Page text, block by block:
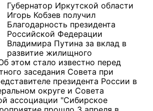
Губернатор Иркутской области
Игорь Кобзев получил
Благодарность президента
Российской Федерации
Владимира Путина за вклад в
развитие жилищного
этом стало известно перед
заседания Совета при
президента России в
округе и Совета
ассоциации "Сибирское